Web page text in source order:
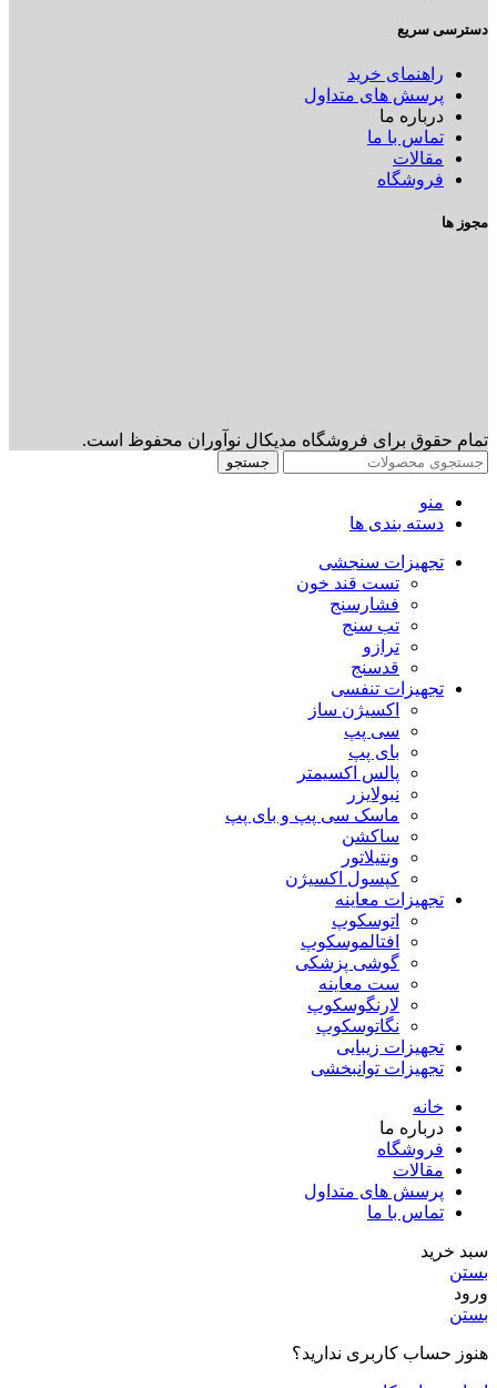
دسترسی سریع
راهنمای خرید
پرسش های متداول
درباره ما
تماس با ما
مقالات
فروشگاه
مجوز ها
تمام حقوق برای فروشگاه مدیکال نوآوران محفوظ است.
جستجو
منو
دسته بندی ها
تجهیزات سنجشی
تست قند خون
فشارسنج
تب سنج
ترازو
قدسنج
تجهیزات تنفسی
اکسیژن ساز
سی پپ
بای پپ
پالس اکسیمتر
نبولایزر
ماسک سی پپ و بای پپ
ساکشن
ونتیلاتور
کپسول اکسیژن
تجهیزات معاینه
اتوسکوپ
افتالموسکوپ
گوشی پزشکی
ست معاینه
لارنگوسکوپ
نگاتوسکوپ
تجهیزات زیبایی
تجهیزات توانبخشی
خانه
درباره ما
فروشگاه
مقالات
پرسش های متداول
تماس با ما
سبد خرید
بستن
ورود
بستن
هنوز حساب کاربری ندارید؟